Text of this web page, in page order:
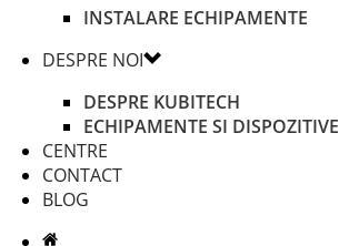
INSTALARE ECHIPAMENTE
DESPRE NOI
DESPRE KUBITECH
ECHIPAMENTE SI DISPOZITIVE
CENTRE
CONTACT
BLOG